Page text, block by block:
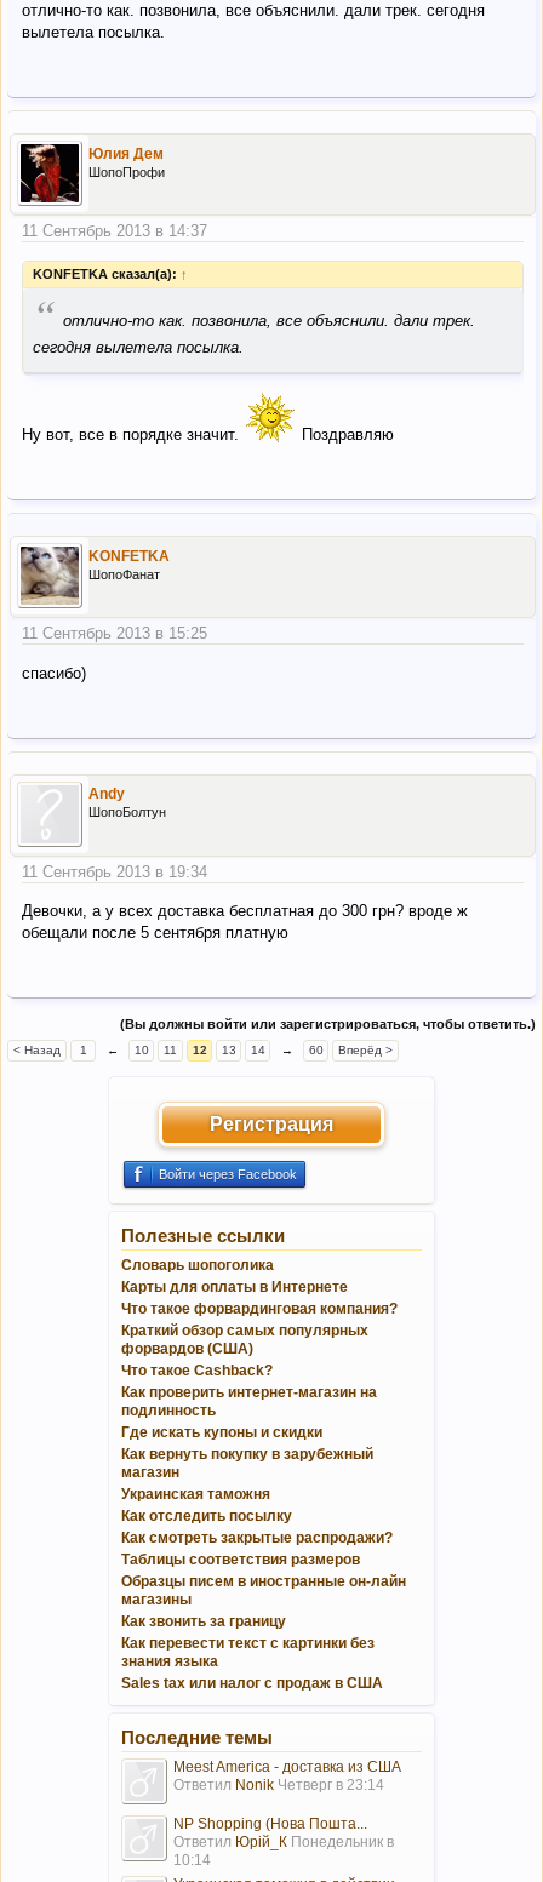
отлично-то как. позвонила, все объяснили. дали трек. сегодня
вылетела посылка.
Юлия Дем
ШопоПрофи
11 Сентябрь 2013 в 14:37
KONFETKA сказал(а): ↑
“ отлично-то как. позвонила, все объяснили. дали трек.
сегодня вылетела посылка.
Ну вот, все в порядке значит. Поздравляю
KONFETKA
ШопоФанат
11 Сентябрь 2013 в 15:25
спасибо)
Andy
ШопоБолтун
11 Сентябрь 2013 в 19:34
Девочки, а у всех доставка бесплатная до 300 грн? вроде ж
обещали после 5 сентября платную
(Вы должны войти или зарегистрироваться, чтобы ответить.)
< Назад 1 ← 10 11 12 13 14 → 60 Вперёд >
Регистрация
Войти через Facebook
Полезные ссылки
Словарь шопоголика
Карты для оплаты в Интернете
Что такое форвардинговая компания?
Краткий обзор самых популярных
форвардов (США)
Что такое Cashback?
Как проверить интернет-магазин на
подлинность
Где искать купоны и скидки
Как вернуть покупку в зарубежный
магазин
Украинская таможня
Как отследить посылку
Как смотреть закрытые распродажи?
Таблицы соответствия размеров
Образцы писем в иностранные он-лайн
магазины
Как звонить за границу
Как перевести текст с картинки без
знания языка
Sales tax или налог с продаж в США
Последние темы
Meest America - доставка из США
Ответил Nonik Четверг в 23:14
NP Shopping (Нова Пошта...
Ответил Юрій_К Понедельник в
10:14